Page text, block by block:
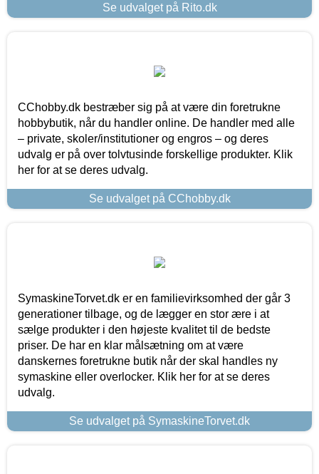
Se udvalget på Rito.dk
CChobby.dk bestræber sig på at være din foretrukne
hobbybutik, når du handler online. De handler med alle
– private, skoler/institutioner og engros – og deres
udvalg er på over tolvtusinde forskellige produkter. Klik
her for at se deres udvalg.
Se udvalget på CChobby.dk
SymaskineTorvet.dk er en familievirksomhed der går 3
generationer tilbage, og de lægger en stor ære i at
sælge produkter i den højeste kvalitet til de bedste
priser. De har en klar målsætning om at være
danskernes foretrukne butik når der skal handles ny
symaskine eller overlocker. Klik her for at se deres
udvalg.
Se udvalget på SymaskineTorvet.dk